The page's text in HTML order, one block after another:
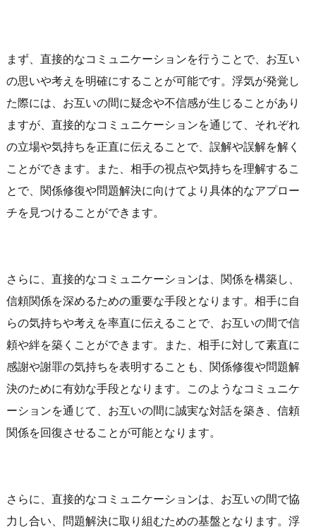
まず、直接的なコミュニケーションを行うことで、お互い
の思いや考えを明確にすることが可能です。浮気が発覚し
た際には、お互いの間に疑念や不信感が生じることがあり
ますが、直接的なコミュニケーションを通じて、それぞれ
の立場や気持ちを正直に伝えることで、誤解や誤解を解く
ことができます。また、相手の視点や気持ちを理解するこ
とで、関係修復や問題解決に向けてより具体的なアプロー
チを見つけることができます。
さらに、直接的なコミュニケーションは、関係を構築し、
信頼関係を深めるための重要な手段となります。相手に自
らの気持ちや考えを率直に伝えることで、お互いの間で信
頼や絆を築くことができます。また、相手に対して素直に
感謝や謝罪の気持ちを表明することも、関係修復や問題解
決のために有効な手段となります。このようなコミュニケ
ーションを通じて、お互いの間に誠実な対話を築き、信頼
関係を回復させることが可能となります。
さらに、直接的なコミュニケーションは、お互いの間で協
力し合い、問題解決に取り組むための基盤となります。浮